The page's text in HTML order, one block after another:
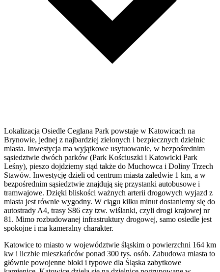
Lokalizacja Osiedle Ceglana Park powstaje w Katowicach na
Brynowie, jednej z najbardziej zielonych i bezpiecznych dzielnic
miasta. Inwestycja ma wyjątkowe usytuowanie, w bezpośrednim
sąsiedztwie dwóch parków (Park Kościuszki i Katowicki Park
Leśny), pieszo dojdziemy stąd także do Muchowca i Doliny Trzech
Stawów. Inwestycję dzieli od centrum miasta zaledwie 1 km, a w
bezpośrednim sąsiedztwie znajdują się przystanki autobusowe i
tramwajowe. Dzięki bliskości ważnych arterii drogowych wyjazd z
miasta jest równie wygodny. W ciągu kilku minut dostaniemy się do
autostrady A4, trasy S86 czy tzw. wiślanki, czyli drogi krajowej nr
81. Mimo rozbudowanej infrastruktury drogowej, samo osiedle jest
spokojne i ma kameralny charakter.
Katowice to miasto w województwie śląskim o powierzchni 164 km
kw i liczbie mieszkańców ponad 300 tys. osób. Zabudowa miasta to
głównie powojenne bloki i typowe dla Śląska zabytkowe